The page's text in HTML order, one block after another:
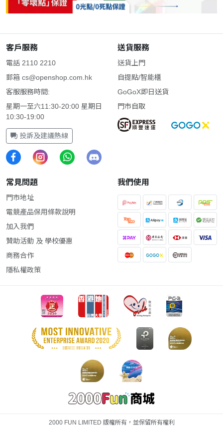
客戶服務
電話 2110 2210
郵箱 cs@openshop.com.hk
客服服務時間:
星期一至六11:30-20:00 星期日
10:30-19:00
投訴及建議熱線
送貨服務
送貨上門
自提點/智能櫃
GoGoX即日送貨
門市自取
常見問題
門市地址
電競產品保用條款說明
加入我們
贊助活動 及 學校優惠
商務合作
隱私權政策
我們使用
2000 FUN LIMITED 版權所有，並保留所有權利